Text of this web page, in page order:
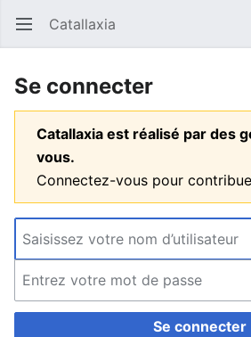
Ouvrir le menu principal Catallaxia
Se connecter
Catallaxia est réalisé par des
vous.
Connectez-vous pour
Se connecter